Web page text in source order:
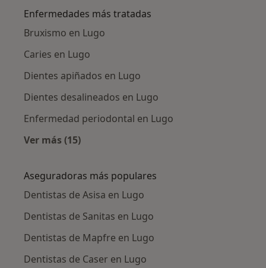
Enfermedades más tratadas
Bruxismo en Lugo
Caries en Lugo
Dientes apiñados en Lugo
Dientes desalineados en Lugo
Enfermedad periodontal en Lugo
Ver más (15)
Aseguradoras más populares
Dentistas de Asisa en Lugo
Dentistas de Sanitas en Lugo
Dentistas de Mapfre en Lugo
Dentistas de Caser en Lugo